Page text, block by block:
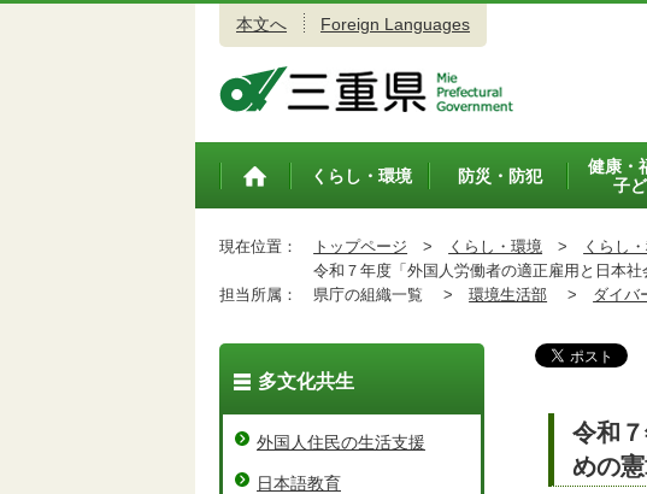
本文へ Foreign Languages
トップペ
くらし・環境 防災・防犯
健康・
子
現在位置： トップページ > くらし・環境 > くらし
令和７年度「外国人労働者の適正雇用と日本
担当所属：
県庁の組織一覧 > 環境生活部 > ダイバ
令和
めの
多文化共生
外国人住民の生活支援
日本語教育